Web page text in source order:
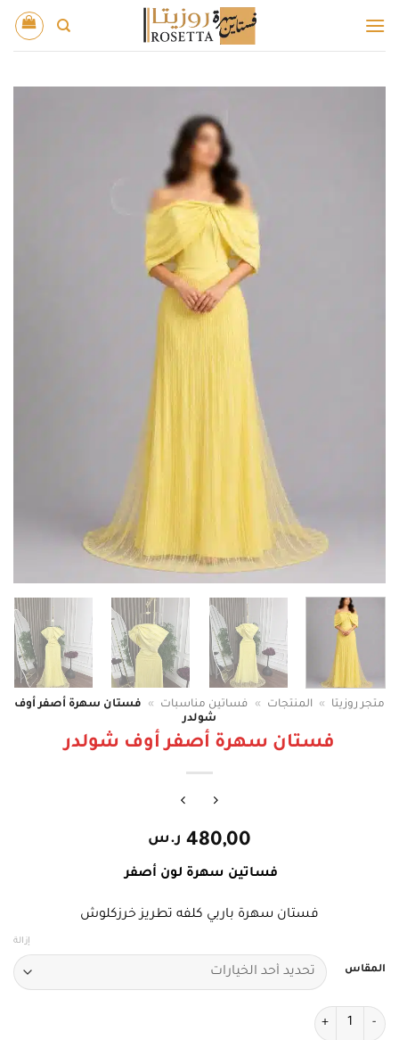
للمحتوى
متجر روزيتا » المنتجات » فساتين مناسبات »
فستان سهرة أصفر أوف
شولدر
فستان سهرة أصفر أوف شولدر
480,00 ر.س
فساتين سهرة لون أصفر
فستان سهرة باربي كلفه تطريز خرزكلوش
المقاس
إزالة
كمية فستان سهرة أصفر أوف شولدر